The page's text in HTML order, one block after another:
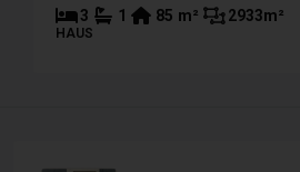
3 1 85 m² 2933m²
HAUS